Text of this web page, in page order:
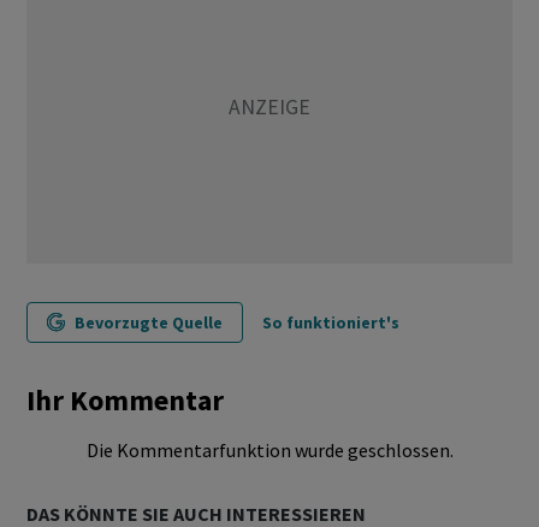
Bevorzugte Quelle So funktioniert's
Ihr Kommentar
Die Kommentarfunktion wurde geschlossen.
DAS KÖNNTE SIE AUCH INTERESSIEREN